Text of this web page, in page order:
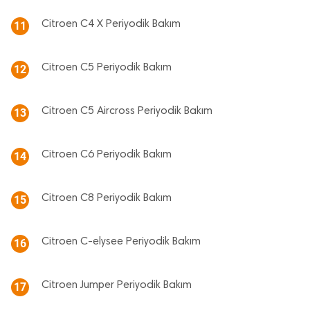
11 Citroen C4 X Periyodik Bakım
12 Citroen C5 Periyodik Bakım
13 Citroen C5 Aircross Periyodik Bakım
14 Citroen C6 Periyodik Bakım
15 Citroen C8 Periyodik Bakım
16 Citroen C-elysee Periyodik Bakım
17 Citroen Jumper Periyodik Bakım